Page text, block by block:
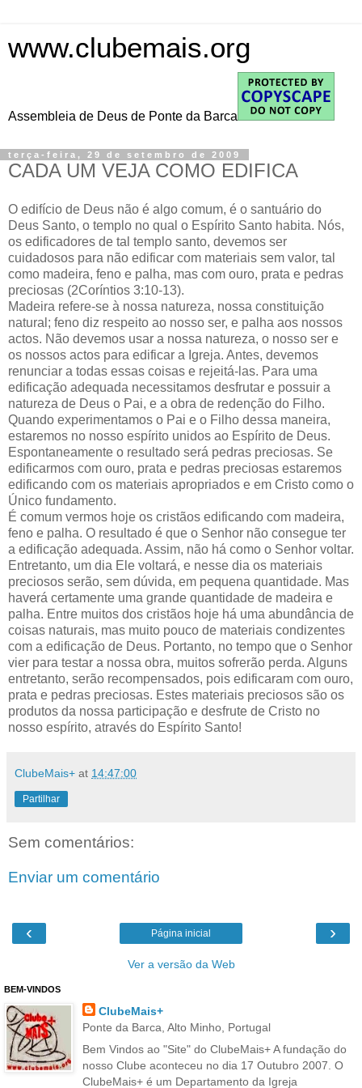
www.clubemais.org
Assembleia de Deus de Ponte da Barca
terça-feira, 29 de setembro de 2009
CADA UM VEJA COMO EDIFICA
O edifício de Deus não é algo comum, é o santuário do
Deus Santo, o templo no qual o Espírito Santo habita. Nós,
os edificadores de tal templo santo, devemos ser
cuidadosos para não edificar com materiais sem valor, tal
como madeira, feno e palha, mas com ouro, prata e pedras
preciosas (2Coríntios 3:10-13).
Madeira refere-se à nossa natureza, nossa constituição
natural; feno diz respeito ao nosso ser, e palha aos nossos
actos. Não devemos usar a nossa natureza, o nosso ser e
os nossos actos para edificar a Igreja. Antes, devemos
renunciar a todas essas coisas e rejeitá-las. Para uma
edificação adequada necessitamos desfrutar e possuir a
natureza de Deus o Pai, e a obra de redenção do Filho.
Quando experimentamos o Pai e o Filho dessa maneira,
estaremos no nosso espírito unidos ao Espírito de Deus.
Espontaneamente o resultado será pedras preciosas. Se
edificarmos com ouro, prata e pedras preciosas estaremos
edificando com os materiais apropriados e em Cristo como o
Único fundamento.
É comum vermos hoje os cristãos edificando com madeira,
feno e palha. O resultado é que o Senhor não consegue ter
a edificação adequada. Assim, não há como o Senhor voltar.
Entretanto, um dia Ele voltará, e nesse dia os materiais
preciosos serão, sem dúvida, em pequena quantidade. Mas
haverá certamente uma grande quantidade de madeira e
palha. Entre muitos dos cristãos hoje há uma abundância de
coisas naturais, mas muito pouco de materiais condizentes
com a edificação de Deus. Portanto, no tempo que o Senhor
vier para testar a nossa obra, muitos sofrerão perda. Alguns
entretanto, serão recompensados, pois edificaram com ouro,
prata e pedras preciosas. Estes materiais preciosos são os
produtos da nossa participação e desfrute de Cristo no
nosso espírito, através do Espírito Santo!
ClubeMais+ at 14:47:00
Partilhar
Sem comentários:
Enviar um comentário
‹ ›
Página inicial
Ver a versão da Web
BEM-VINDOS
ClubeMais+
Ponte da Barca, Alto Minho, Portugal
Bem Vindos ao "Site" do ClubeMais+ A fundação do
nosso Clube aconteceu no dia 17 Outubro 2007. O
ClubeMais+ é um Departamento da Igreja